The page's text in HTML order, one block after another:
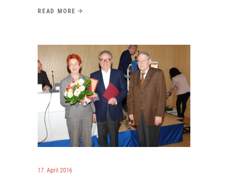
READ MORE
17. April 2016